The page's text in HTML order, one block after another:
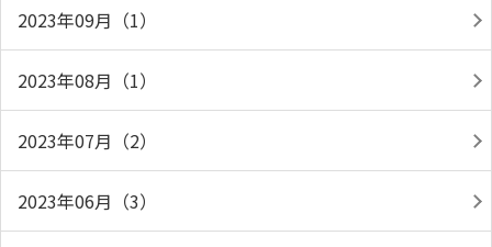
2023年09月（1）
2023年08月（1）
2023年07月（2）
2023年06月（3）